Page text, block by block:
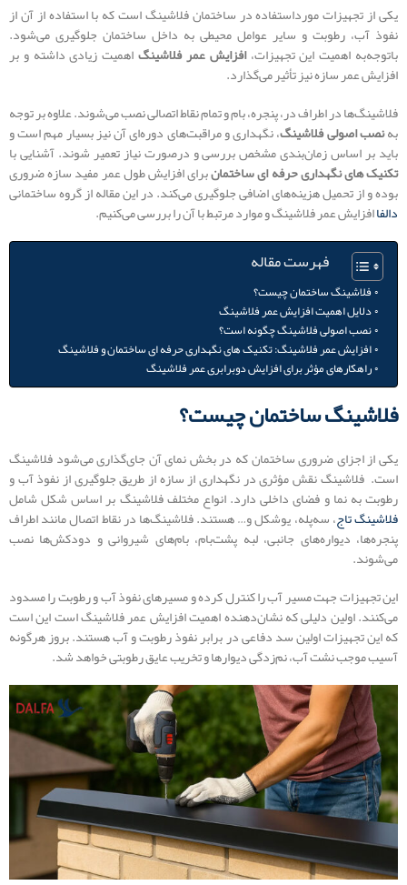
یکی از تجهیزات مورداستفاده در ساختمان فلاشینگ است که با استفاده از آن از
نفوذ آب، رطوبت و سایر عوامل محیطی به داخل ساختمان جلوگیری می‌شود.
باتوجه‌به اهمیت این تجهیزات،افزایش عمر فلاشینگاهمیت زیادی داشته و بر
افزایش عمر سازه نیز تأثیر می‌گذارد.
فلاشینگ‌ها در اطراف در، پنجره، بام و تمام نقاط اتصالی نصب می‌شوند. علاوه بر توجه
بهنصب اصولی فلاشینگ، نگهداری و مراقبت‌های دوره‌ای آن نیز بسیار مهم است و
باید بر اساس زمان‌بندی مشخص بررسی و درصورت نیاز تعمیر شوند. آشنایی با
تکنیک های نگهداری حرفه ای ساختمانبرای افزایش طول عمر مفید سازه ضروری
بوده و از تحمیل هزینه‌های اضافی جلوگیری می‌کند. در این مقاله از گروه ساختمانی
دالفاافزایش عمر فلاشینگ و موارد مرتبط با آن را بررسی می‌کنیم.
فهرست مقاله
فلاشینگ ساختمان چیست؟
دلایل اهمیت افزایش عمر فلاشینگ
نصب اصولی فلاشینگ چگونه است؟
افزایش عمر فلاشینگ: تکنیک های نگهداری حرفه ای ساختمان و فلاشینگ
راهکارهای مؤثر برای افزایش دوبرابری عمر فلاشینگ
فلاشینگ ساختمان چیست؟
یکی از اجزای ضروری ساختمان که در بخش نمای آن جای‌گذاری می‌شود فلاشینگ
است. فلاشینگ نقش مؤثری در نگهداری از سازه از طریق جلوگیری از نفوذ آب و
رطوبت به نما و فضای داخلی دارد. انواع مختلف فلاشینگ بر اساس شکل شامل
فلاشینگ تاج، سه‌پله، یوشکل و… هستند. فلاشینگ‌ها در نقاط اتصال مانند اطراف
پنجره‌ها، دیواره‌های جانبی، لبه پشت‌بام، بام‌های شیروانی و دودکش‌ها نصب
می‌شوند.
این تجهیزات جهت مسیر آب را کنترل کرده و مسیرهای نفوذ آب و رطوبت را مسدود
می‌کنند. اولین دلیلی که نشان‌دهنده اهمیت افزایش عمر فلاشینگ است این است
که این تجهیزات اولین سد دفاعی در برابر نفوذ رطوبت و آب هستند. بروز هرگونه
آسیب موجب نشت آب، نم‌زدگی دیوارها و تخریب عایق رطوبتی خواهد شد.